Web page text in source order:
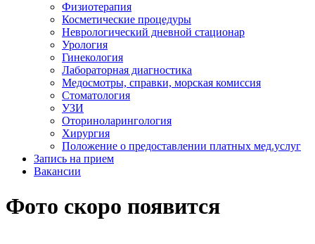
Физиотерапия
Косметические процедуры
Неврологический дневной стационар
Урология
Гинекология
Лабораторная диагностика
Медосмотры, справки, морская комиссия
Стоматология
УЗИ
Оториноларингология
Хирургия
Положение о предоставлении платных мед.услуг
Запись на прием
Вакансии
Фото скоро появится